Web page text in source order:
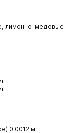
лимонно-ме­довые
0.0012 мг